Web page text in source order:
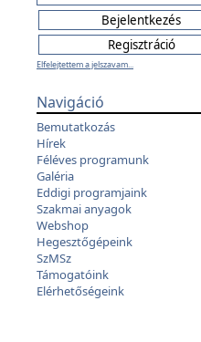
Elfelejtettem a jelszavam...
Navigáció
Bemutatkozás
Hírek
Féléves programunk
Galéria
Eddigi programjaink
Szakmai anyagok
Webshop
Hegesztőgépeink
SzMSz
Támogatóink
Elérhetőségeink